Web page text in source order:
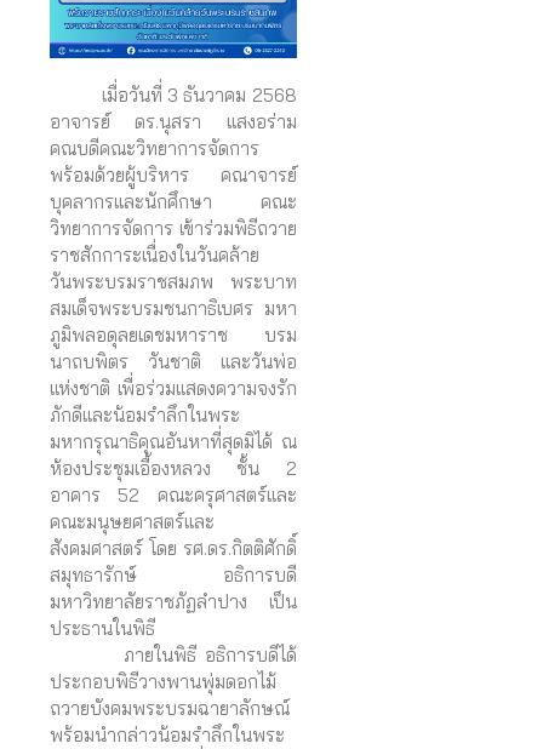
เมื่อวันที่ 3 ธันวาคม 2568
อาจารย์ ดร.นุสรา แสงอร่าม
คณบดีคณะวิทยาการจัดการ
พร้อมด้วยผู้บริหาร คณาจารย์
บุคลากรและนักศึกษา คณะ
วิทยาการจัดการ เข้าร่วมพิธีถวาย
ราชสักการะเนื่องในวันคล้าย
วันพระบรมราชสมภพ พระบาท
สมเด็จพระบรมชนกาธิเบศร มหา
ภูมิพลอดุลยเดชมหาราช บรม
นาถบพิตร วันชาติ และวันพ่อ
แห่งชาติ เพื่อร่วมแสดงความจงรัก
ภักดีและน้อมรำลึกในพระ
มหากรุณาธิคุณอันหาที่สุดมิได้ ณ
ห้องประชุมเอื้องหลวง ชั้น 2
อาคาร 52 คณะครุศาสตร์และ
คณะมนุษยศาสตร์และ
สังคมศาสตร์ โดย รศ.ดร.กิตติศักดิ์
สมุทธารักษ์ อธิการบดี
มหาวิทยาลัยราชภัฏลำปาง เป็น
ประธานในพิธี
ภายในพิธี อธิการบดีได้
ประกอบพิธีวางพานพุ่มดอกไม้
ถวายบังคมพระบรมฉายาลักษณ์
พร้อมนำกล่าวน้อมรำลึกในพระ